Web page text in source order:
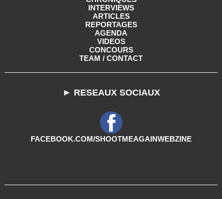
INTERVIEWS
ARTICLES
REPORTAGES
AGENDA
VIDEOS
CONCOURS
TEAM / CONTACT
► RESEAUX SOCIAUX
FACEBOOK.COM/SHOOTMEAGAINWEBZINE